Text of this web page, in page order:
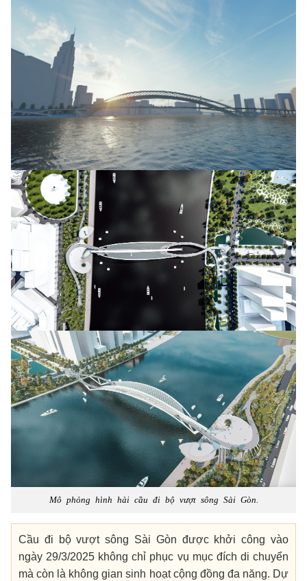
Mô phỏng hình hài cầu đi bộ vượt sông Sài Gòn.
Cầu đi bộ vượt sông Sài Gòn được khởi công vào
ngày 29/3/2025 không chỉ phục vụ mục đích di chuyển
mà còn là không gian sinh hoạt cộng đồng đa năng. Dự